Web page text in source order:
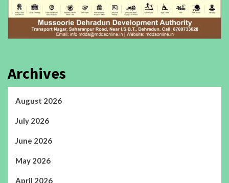
Archives
August 2026
July 2026
June 2026
May 2026
April 2026